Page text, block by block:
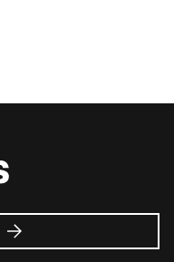
about
Mozilla